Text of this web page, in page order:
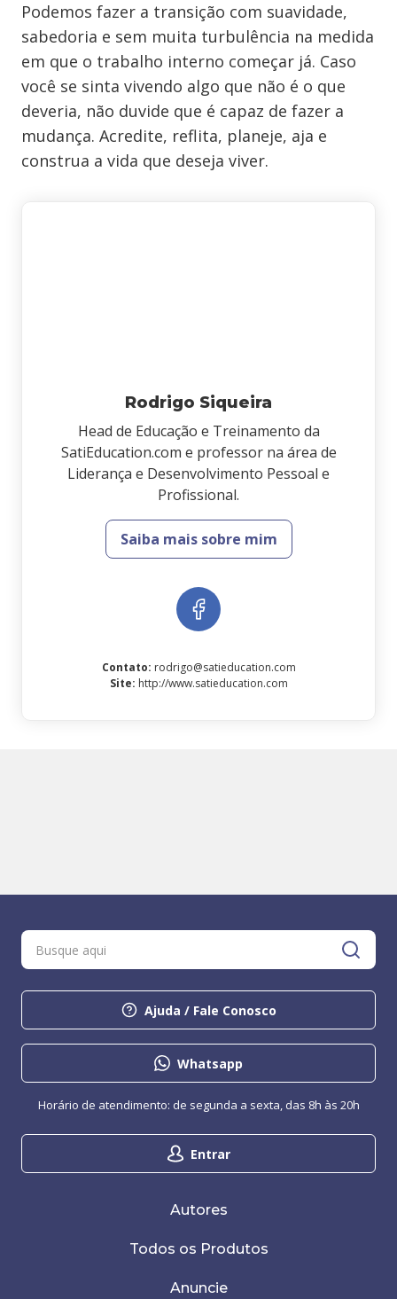
Podemos fazer a transição com suavidade,
sabedoria e sem muita turbulência na medida
em que o trabalho interno começar já. Caso
você se sinta vivendo algo que não é o que
deveria, não duvide que é capaz de fazer a
mudança. Acredite, reflita, planeje, aja e
construa a vida que deseja viver.
Rodrigo Siqueira
Head de Educação e Treinamento da
SatiEducation.com e professor na área de
Liderança e Desenvolvimento Pessoal e
Profissional.
Saiba mais sobre mim
Contato: rodrigo@satieducation.com
Site: http://www.satieducation.com
Ajuda / Fale Conosco
Whatsapp
Entrar
Horário de atendimento: de segunda a sexta, das 8h às 20h
Autores
Todos os Produtos
Anuncie